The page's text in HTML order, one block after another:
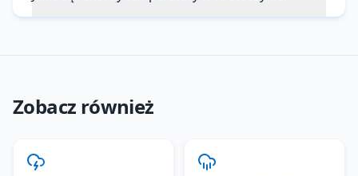
Zobacz również